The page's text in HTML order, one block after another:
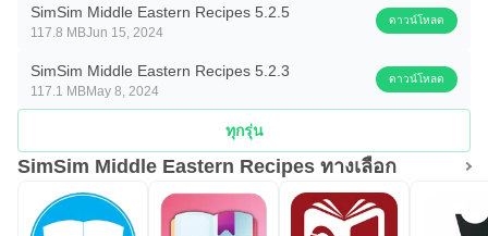
SimSim Middle Eastern Recipes 5.2.5
117.8 MBJun 15, 2024
ดาวน์โหลด
SimSim Middle Eastern Recipes 5.2.3
117.1 MBMay 8, 2024
ดาวน์โหลด
ทุกรุ่น
SimSim Middle Eastern Recipes ทางเลือก